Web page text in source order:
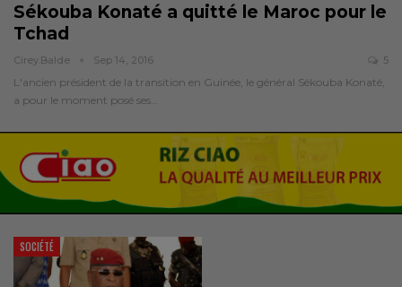
Sékouba Konaté a quitté le Maroc pour le
Tchad
Cirey.balde Sep 14, 2016 5
L'ancien président de la transition en Guinée, le général Sékouba Konaté,
a pour le moment posé ses…
SOCIÉTÉ